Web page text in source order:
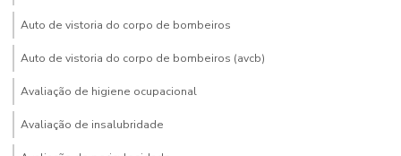
Auto de vistoria do corpo de bombeiros
Auto de vistoria do corpo de bombeiros (avcb)
Avaliação de higiene ocupacional
Avaliação de insalubridade